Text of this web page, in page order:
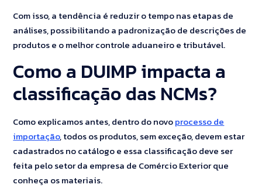
Com isso, a tendência é reduzir o tempo nas etapas de
análises, possibilitando a padronização de descrições de
produtos e o melhor controle aduaneiro e tributável.
Como a DUIMP impacta a
classificação das NCMs?
Como explicamos antes, dentro do novoprocesso de
importação, todos os produtos, sem exceção, devem estar
cadastrados no catálogo e essa classificação deve ser
feita pelo setor da empresa de Comércio Exterior que
conheça os materiais.